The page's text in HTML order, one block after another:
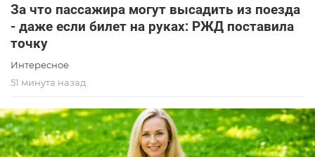
За что пассажира могут высадить из поезда
- даже если билет на руках: РЖД поставила
точку
Интересное
51 минута назад